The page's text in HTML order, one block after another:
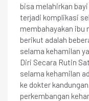
bisa melahirkan
terjadi komplikasi
membahayakan ibu
berikut adalah
selama kehamilan
Diri Secara Rutin
selama kehamilan
ke dokter
perkembangan